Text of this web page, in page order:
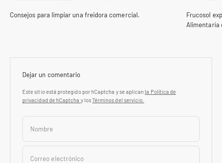
Consejos para limpiar una freidora comercial.
Frucosol
Alimentaría
Dejar un comentario
Este sitio está protegido por hCaptcha y se aplican la Política de
privacidad de hCaptcha y losTérminos del servicio.
Nombre
Correo electrónico